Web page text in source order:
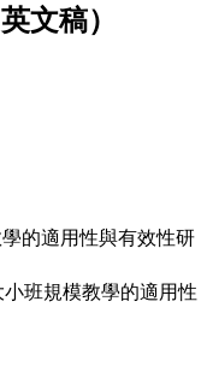
文稿）
的適用性與有效性研
班規模教學的適用性